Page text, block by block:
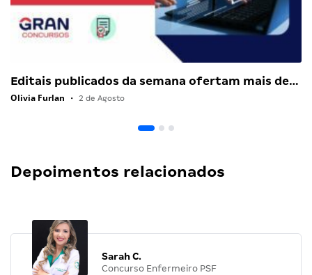
Editais publicados da semana ofertam mais de…
Olivia Furlan • 2 de Agosto
Depoimentos relacionados
Sarah C.
Concurso Enfermeiro PSF